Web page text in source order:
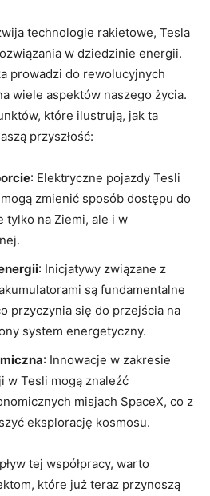
technologie rakietowe, Tesla
w dziedzinie energii.
prowadzi do rewolucyjnych
wiele aspektów naszego życia.
które ilustrują, jak ta
przyszłość:
: Elektryczne pojazdy Tesli
zmienić sposób dostępu do
tylko na Ziemi, ale i w
: Inicjatywy związane z
są fundamentalne
przyczynia się do przejścia na
system energetyczny.
: Innowacje w zakresie
w Tesli mogą znaleźć
misjach SpaceX, co z
eksplorację kosmosu.
tej współpracy, warto
które już teraz przynoszą